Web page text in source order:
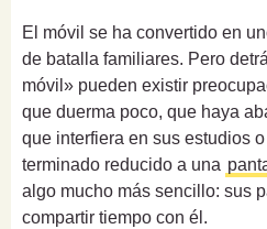
El móvil se ha convertido en
de batalla familiares. Pero
móvil» pueden existir
que duerma poco, que haya
que interfiera en sus estudios
terminado reducido a una
algo mucho más sencillo: sus
compartir tiempo con él.